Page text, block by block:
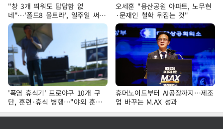
"창 3개 띄워도 답답함 없
네"…'폴드8 울트라', 일주일 써보
니
오세훈 "용산공원 아파트, 노무현
·문재인 철학 뒤집는 것"
'폭염 휴식기' 프로야구 10개 구
단, 훈련·휴식 병행…"야외 훈련
해도 안전 최우선"
휴머노이드부터 AI공장까지…제조
업 바꾸는 M.AX 성과